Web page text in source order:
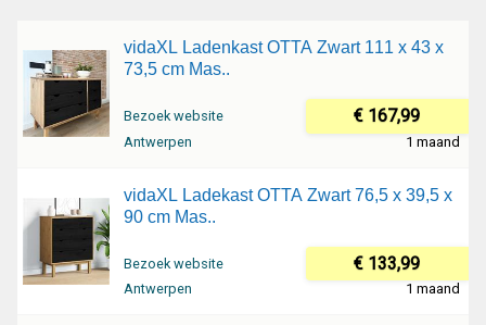
vidaXL Ladenkast OTTA Zwart 111 x 43 x
73,5 cm Mas..
Bezoek website € 167,99
Antwerpen 1 maand
vidaXL Ladekast OTTA Zwart 76,5 x 39,5 x
90 cm Mas..
Bezoek website € 133,99
Antwerpen 1 maand